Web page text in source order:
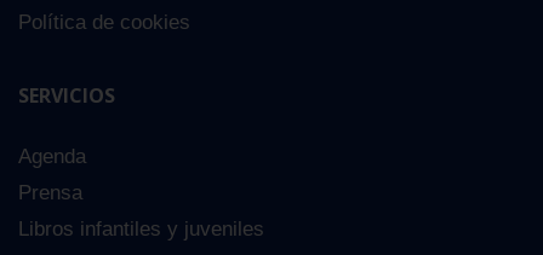
Política de cookies
SERVICIOS
Agenda
Prensa
Libros infantiles y juveniles